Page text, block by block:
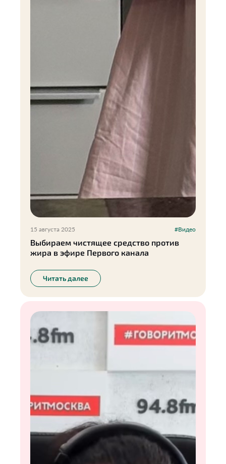
15 августа 2025 #Видео
Выбираем чистящее средство против
жира в эфире Первого канала
Читать далее